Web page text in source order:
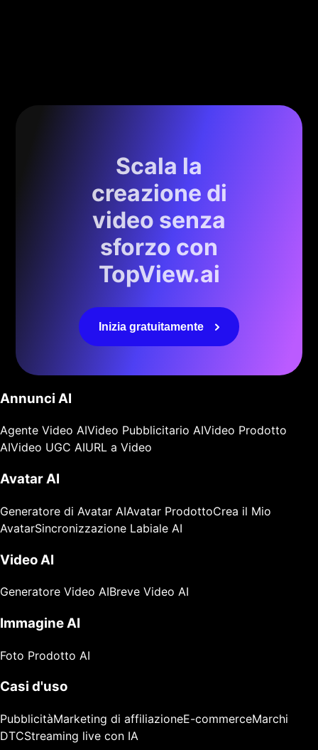
Scala la
creazione di
video senza
sforzo con
TopView.ai
Inizia gratuitamente
Annunci AI
Agente Video AIVideo Pubblicitario AIVideo Prodotto
AIVideo UGC AIURL a Video
Avatar AI
Generatore di Avatar AIAvatar ProdottoCrea il Mio
AvatarSincronizzazione Labiale AI
Video AI
Generatore Video AIBreve Video AI
Immagine AI
Foto Prodotto AI
Casi d'uso
PubblicitàMarketing di affiliazioneE-commerceMarchi
DTCStreaming live con IA